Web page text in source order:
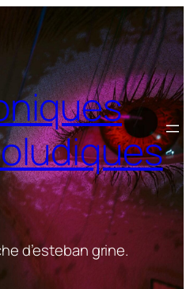
d’esteban grine.